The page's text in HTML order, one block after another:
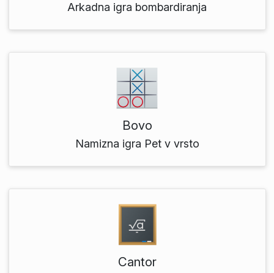
Arkadna igra bombardiranja
Bovo
Namizna igra Pet v vrsto
Cantor